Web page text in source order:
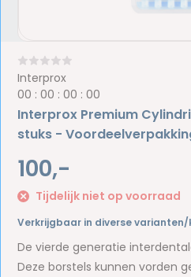
Interprox
00 :00 :00 :00
Interprox Premium
stuks -
100,-
Tijdelijk niet op voorraad
Verkrijgbaar in diverse varianten/
De vierde generatie
Deze borstels kunnen vorden